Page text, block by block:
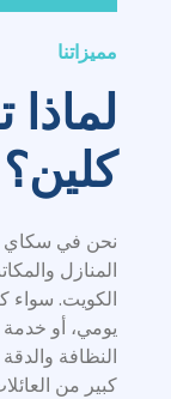
مميزاتنا
كلين؟
نحن في
المنازل
الكويت. سواء
يومي، أو
النظافة
كبير من